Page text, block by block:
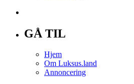
GÅ TIL
Hjem
Om Luksus.land
Annoncering